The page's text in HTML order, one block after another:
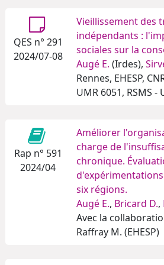
QES n° 291
2024/07-08
Vieillissement des
indépendants :
sociales sur la
Augé E. (Irdes),
Rennes, EHESP,
UMR 6051, RSMS -
Rap n° 591
2024/04
Améliorer
charge de
chronique.
six régions.
Augé E., Bricard D.,
Avec la
Raffray M. (EHESP)